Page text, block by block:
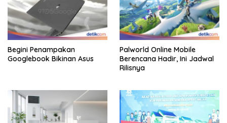
Begini Penampakan
Googlebook Bikinan Asus
Palworld Online Mobile
Berencana Hadir, Ini Jadwal
Rilisnya